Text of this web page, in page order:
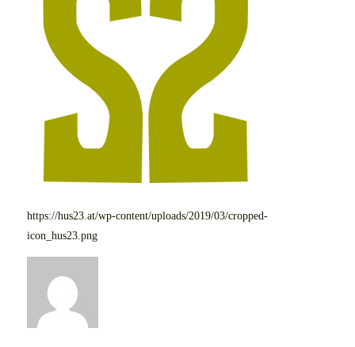
https://hus23.at/wp-content/uploads/2019/03/cropped-
icon_hus23.png